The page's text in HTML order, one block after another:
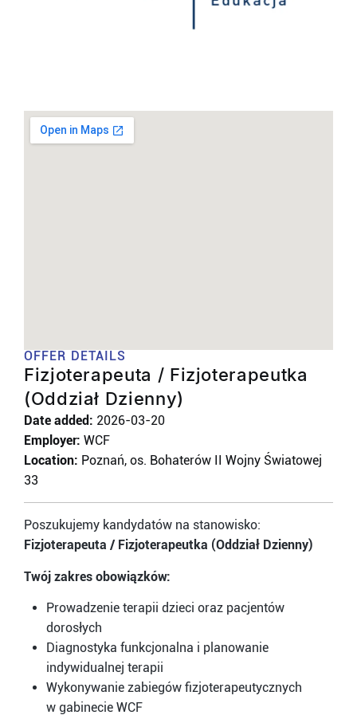
Fizjoterapeuta / Fizjoterapeutka
(Oddział Dzienny)
OFFER DETAILS
Date added: 2026-03-20
Employer: WCF
Location: Poznań, os. Bohaterów II Wojny Światowej
33
Poszukujemy kandydatów na stanowisko:
Fizjoterapeuta / Fizjoterapeutka (Oddział Dzienny)
Twój zakres obowiązków:
Prowadzenie terapii dzieci oraz pacjentów
dorosłych
Diagnostyka funkcjonalna i planowanie
indywidualnej terapii
Wykonywanie zabiegów fizjoterapeutycznych
w gabinecie WCF